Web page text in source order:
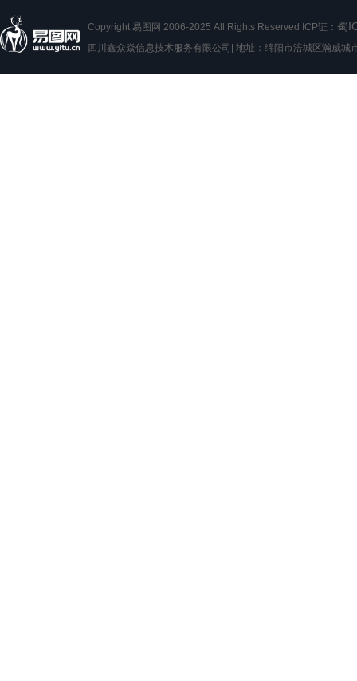
Copyright 易图网 2006-2025 All Rights Reserved ICP证： 蜀
四川鑫众焱信息技术服务有限公司| 地址：绵阳市涪城区瀚威城